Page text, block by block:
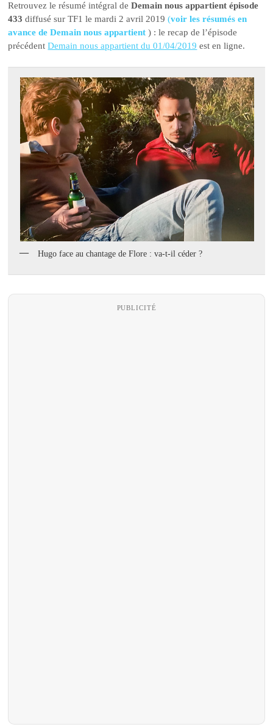
Retrouvez le résumé intégral deDemain nous appartient épisode
433 diffusé sur TF1 le mardi 2 avril 2019(voir les résumés en
avance de Demain nous appartient) : le recap de l’épisode
précédentDemain nous appartient du 01/04/2019 est en ligne.
Hugo face au chantage de Flore : va-t-il céder ?
PUBLICITÉ